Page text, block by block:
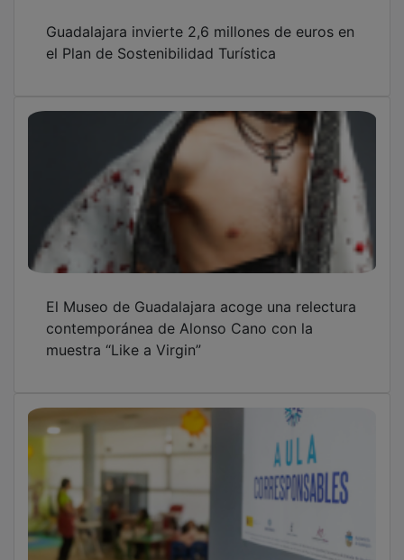
el Plan de Sostenibilidad Turística
contemporánea de Alonso Cano con la
muestra “Like a Virgin”